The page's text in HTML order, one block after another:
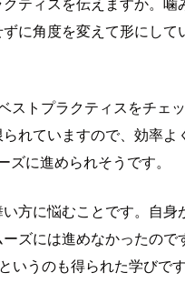
に角度を変えて形にし
トプラクティスをチェ
れていますので、効率
に進められそうです。
方に悩むことです。自
には進めなかったので
うのも得られた学びです